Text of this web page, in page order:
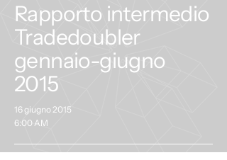
Rapporto intermedio
Tradedoubler
gennaio-giugno
2015
16 giugno 2015
6:00 AM